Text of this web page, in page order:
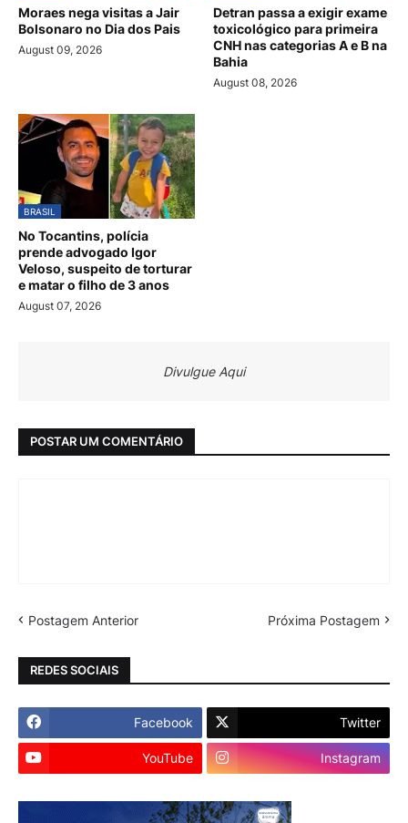
Moraes nega visitas a Jair
Bolsonaro no Dia dos Pais
August 09, 2026
Detran passa a exigir exame
toxicológico para primeira
CNH nas categorias A e B na
Bahia
August 08, 2026
BRASIL
No Tocantins, polícia
prende advogado Igor
Veloso, suspeito de torturar
e matar o filho de 3 anos
August 07, 2026
Divulgue Aqui
POSTAR UM COMENTÁRIO
Postagem Anterior Próxima Postagem
REDES SOCIAIS
Facebook Twitter
YouTube Instagram